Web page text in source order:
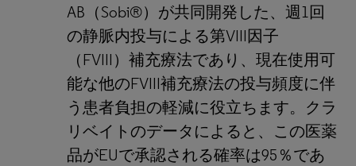
AB（Sobi®）が共同開発した、週1回
の静脈内投与による第VIII因子
（FVIII）補充療法であり、現在使用可
能な他のFVIII補充療法の投与頻度に伴
う患者負担の軽減に役立ちます。クラ
リベイトのデータによると、この医薬
品がEUで承認される確率は95％であ